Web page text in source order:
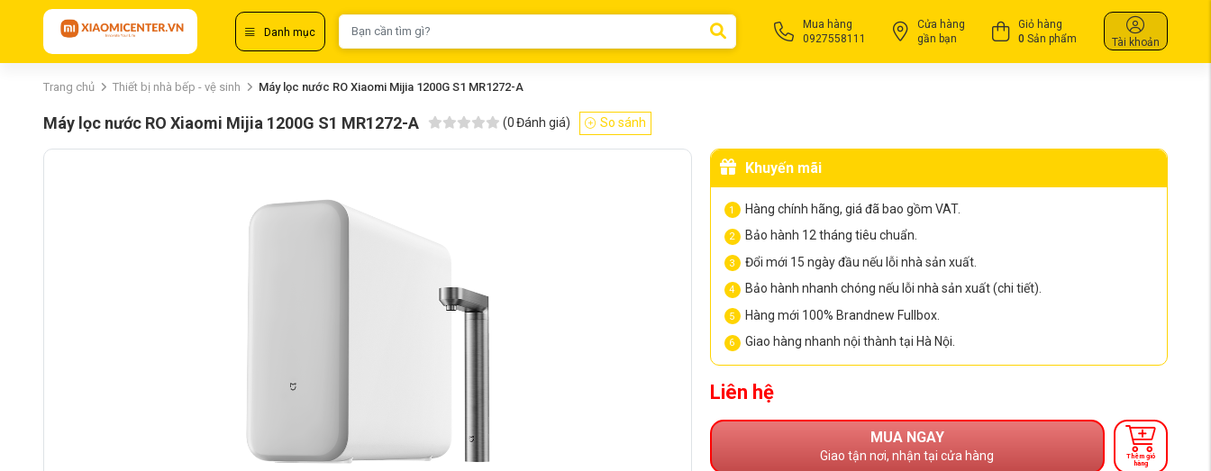
Danh mục
Mua hàng
0927558111
Cửa hàng
gần bạn
Giỏ hàng
0 Sản phẩm Tài khoản
Trang chủ Thiết bị nhà bếp - vệ sinh Máy lọc nước RO Xiaomi Mijia 1200G S1 MR1272-A
Máy lọc nước RO Xiaomi Mijia 1200G S1 MR1272-A (0Đánh giá) So sánh
Khuyến mãi
Hàng chính hãng, giá đã bao gồm VAT.
Bảo hành 12 tháng tiêu chuẩn.
Đổi mới 15 ngày đầu nếu lỗi nhà sản xuất.
Bảo hành nhanh chóng nếu lỗi nhà sản xuất (chi tiết).
Hàng mới 100% Brandnew Fullbox.
Giao hàng nhanh nội thành tại Hà Nội.
Liên hệ
MUA NGAY
Giao tận nơi, nhận tại cửa hàng
Thêm giỏ
hàng